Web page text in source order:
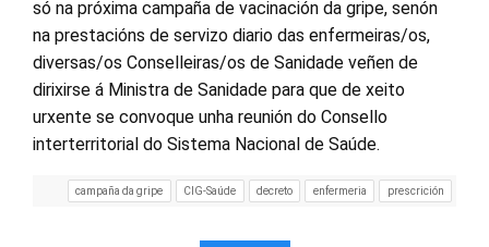
só na próxima campaña de vacinación da gripe, senón
na prestacións de servizo diario das enfermeiras/os,
diversas/os Conselleiras/os de Sanidade veñen de
dirixirse á Ministra de Sanidade para que de xeito
urxente se convoque unha reunión do Consello
interterritorial do Sistema Nacional de Saúde.
campaña da gripe CIG-Saúde decreto enfermeria prescrición